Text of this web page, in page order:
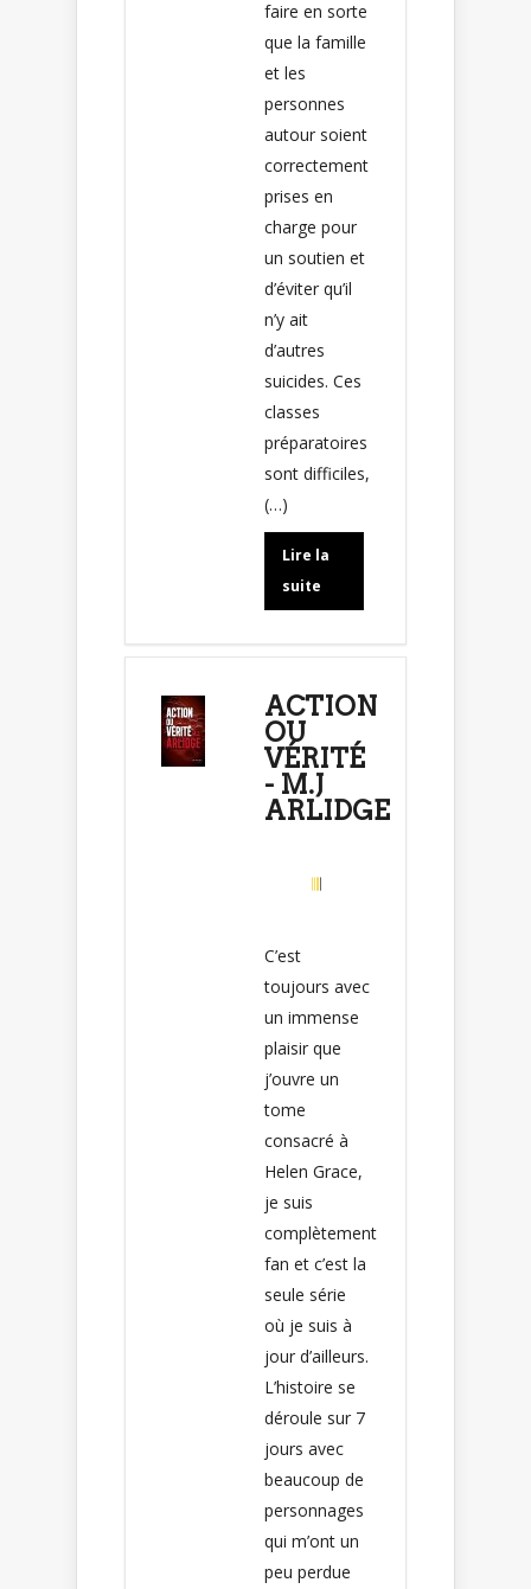
faire en sorte
que la famille
et les
personnes
autour soient
correctement
prises en
charge pour
un soutien et
d’éviter qu’il
n’y ait
d’autres
suicides. Ces
classes
préparatoires
sont difficiles,
(…)
Lire la
suite
ACTION
OU
VÉRITÉ
- M.J
ARLIDGE
C’est
toujours avec
un immense
plaisir que
j’ouvre un
tome
consacré à
Helen Grace,
je suis
complètement
fan et c’est la
seule série
où je suis à
jour d’ailleurs.
L’histoire se
déroule sur 7
jours avec
beaucoup de
personnages
qui m’ont un
peu perdue